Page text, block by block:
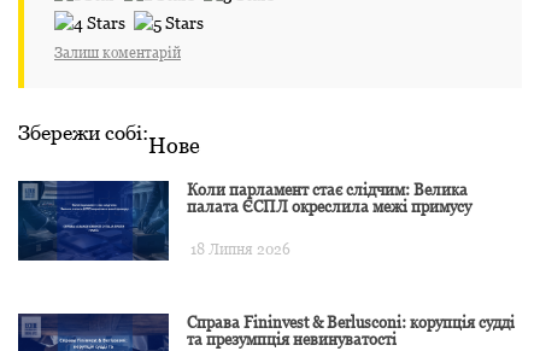
Залиш коментарій
Збережи собі:Нове
Коли парламент стає слідчим: Велика
палата ЄСПЛ окреслила межі примусу
18 Липня 2026
Справа Fininvest & Berlusconi: корупція судді
та презумпція невинуватості